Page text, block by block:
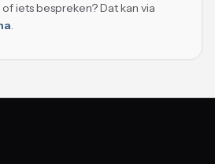
iets bespreken? Dat kan via
.